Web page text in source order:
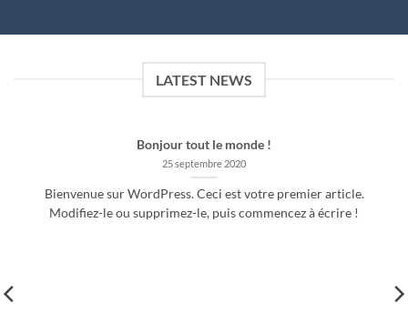
LATEST NEWS
Bonjour tout le monde !
25 septembre 2020
Bienvenue sur WordPress. Ceci est votre premier article.
Modifiez-le ou supprimez-le, puis commencez à écrire !